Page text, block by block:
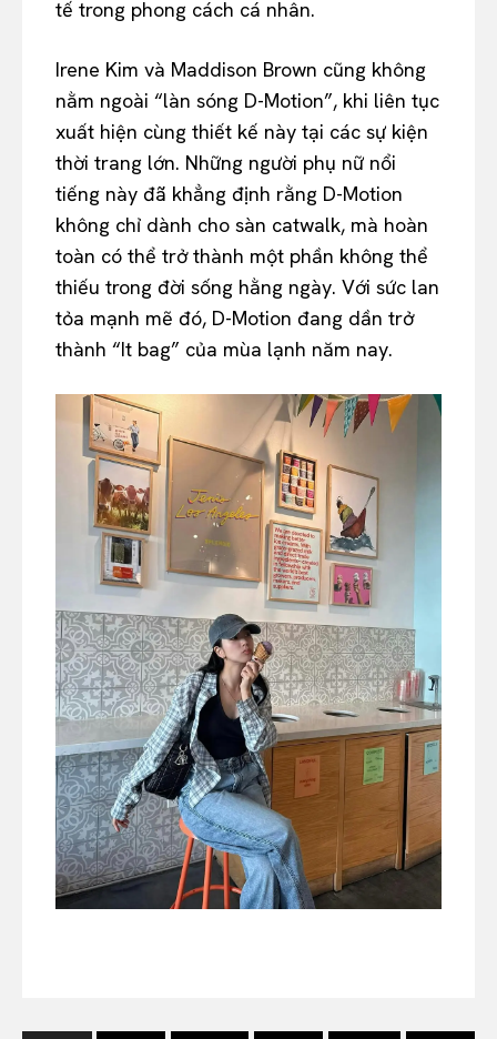
tế trong phong cách cá nhân.
Irene Kim và Maddison Brown cũng không
nằm ngoài “làn sóng D-Motion”, khi liên tục
xuất hiện cùng thiết kế này tại các sự kiện
thời trang lớn. Những người phụ nữ nổi
tiếng này đã khẳng định rằng D-Motion
không chỉ dành cho sàn catwalk, mà hoàn
toàn có thể trở thành một phần không thể
thiếu trong đời sống hằng ngày. Với sức lan
tỏa mạnh mẽ đó, D-Motion đang dần trở
thành “It bag” của mùa lạnh năm nay.